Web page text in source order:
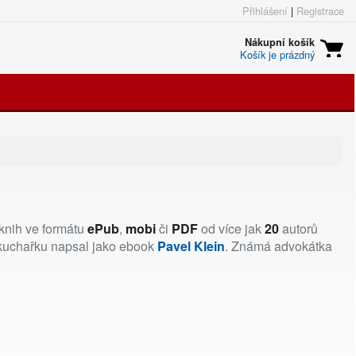
Přihlášení | Registrace
Nákupní košík
Košík je prázdný
ve formátu ePub, mobiči PDFod více jak20autorů
napsal jako ebook Pavel Klein. Známá advokátka